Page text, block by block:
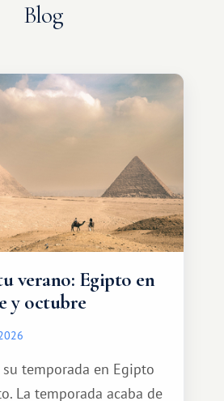
Blog
verano: Egipto en
y octubre
su temporada en Egipto
La temporada acaba de